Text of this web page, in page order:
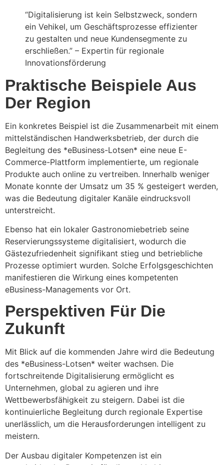
“Digitalisierung ist kein Selbstzweck, sondern
ein Vehikel, um Geschäftsprozesse effizienter
zu gestalten und neue Kundensegmente zu
erschließen.” – Expertin für regionale
Innovationsförderung
Praktische Beispiele Aus
Der Region
Ein konkretes Beispiel ist die Zusammenarbeit mit einem
mittelständischen Handwerksbetrieb, der durch die
Begleitung des *eBusiness-Lotsen* eine neue E-
Commerce-Plattform implementierte, um regionale
Produkte auch online zu vertreiben. Innerhalb weniger
Monate konnte der Umsatz um 35 % gesteigert werden,
was die Bedeutung digitaler Kanäle eindrucksvoll
unterstreicht.
Ebenso hat ein lokaler Gastronomiebetrieb seine
Reservierungssysteme digitalisiert, wodurch die
Gästezufriedenheit signifikant stieg und betriebliche
Prozesse optimiert wurden. Solche Erfolgsgeschichten
manifestieren die Wirkung eines kompetenten
eBusiness-Managements vor Ort.
Perspektiven Für Die
Zukunft
Mit Blick auf die kommenden Jahre wird die Bedeutung
des *eBusiness-Lotsen* weiter wachsen. Die
fortschreitende Digitalisierung ermöglicht es
Unternehmen, global zu agieren und ihre
Wettbewerbsfähigkeit zu steigern. Dabei ist die
kontinuierliche Begleitung durch regionale Expertise
unerlässlich, um die Herausforderungen intelligent zu
meistern.
Der Ausbau digitaler Kompetenzen ist ein